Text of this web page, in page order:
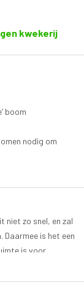
kwekerij
boom
nodig om
niet zo snel, en zal
is het een
is voor
ronde
olijfgroene